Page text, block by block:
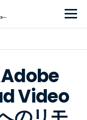
Video